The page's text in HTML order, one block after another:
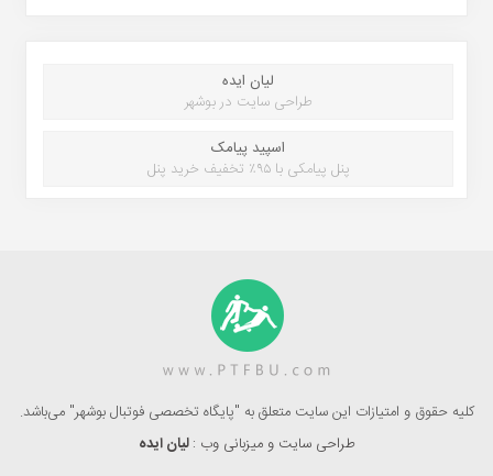
لیان ایده
طراحی سایت در بوشهر
اسپید پیامک
پنل پیامکی با ۹۵٪ تخفیف خرید پنل
کلیه حقوق و امتیازات این سایت متعلق به "پایگاه تخصصی فوتبال بوشهر" می‌باشد.
طراحی سایت و میزبانی وب :لیان ایده